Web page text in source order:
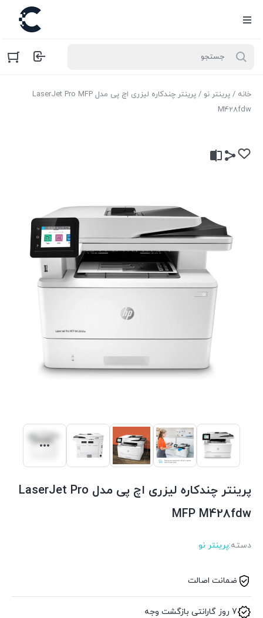
خانه / پرینتر نو
/ پرینتر چندکاره لیزری اچ پی مدل LaserJet Pro MFP
M428fdw
پرینتر چندکاره لیزری اچ پی مدل LaserJet Pro
MFP M428fdw
دسته:پرینتر نو
ضمانت اصالت
7 روز گارانتی بازگشت وجه